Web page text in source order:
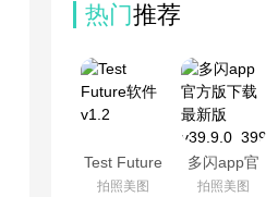
热门推荐
Test Future
软件v1.2
拍照美图
多闪app官
方版下载最
拍照美图